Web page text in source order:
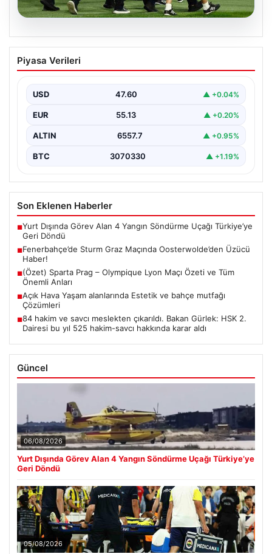
05.08.2026
Fenerbahçe’de Sturm Graz Maçında
Oosterwolde’den Üzücü Haber!
gerçekleşen heyecan dolu mücadelede Fenerbahçe'nin
Sturm Graz…
Piyasa Verileri
USD 47.60 ▲ +0.04%
EUR 55.13 ▲ +0.20%
ALTIN 6557.7 ▲ +0.95%
BTC 3070330 ▲ +1.19%
Son Eklenen Haberler
■Yurt Dışında Görev Alan 4 Yangın Söndürme Uçağı Türkiye’ye
Geri Döndü
■Fenerbahçe’de Sturm Graz Maçında Oosterwolde’den Üzücü
Haber!
■(Özet) Sparta Prag – Olympique Lyon Maçı Özeti ve Tüm
Önemli Anları
■Açık Hava Yaşam alanlarında Estetik ve bahçe mutfağı
Çözümleri
■84 hakim ve savcı meslekten çıkarıldı. Bakan Gürlek: HSK 2.
Dairesi bu yıl 525 hakim-savcı hakkında karar aldı
Güncel
06/08/2026
Yurt Dışında Görev Alan 4 Yangın Söndürme Uçağı Türkiye’ye
Geri Döndü
05/08/2026